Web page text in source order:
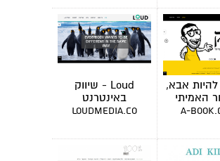
אבא,
האמיתי
a-
Loud - שיווק
באינטרנט
loudmedia.co